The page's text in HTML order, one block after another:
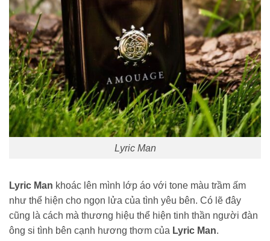
Lyric Man
Lyric Man khoác lên mình lớp áo với tone màu trầm ấm
như thể hiện cho ngọn lửa của tình yêu bên. Có lẽ đây
cũng là cách mà thương hiệu thể hiện tinh thần người đàn
ông si tình bên cạnh hương thơm của Lyric Man.